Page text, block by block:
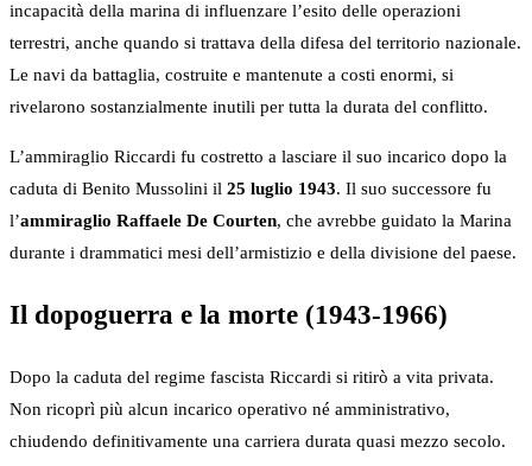
incapacità della marina di influenzare l’esito delle operazioni
terrestri, anche quando si trattava della difesa del territorio nazionale.
Le navi da battaglia, costruite e mantenute a costi enormi, si
rivelarono sostanzialmente inutili per tutta la durata del conflitto.
L’ammiraglio Riccardi fu costretto a lasciare il suo incarico dopo la
caduta di Benito Mussolini il 25 luglio 1943. Il suo successore fu
l’ammiraglio Raffaele De Courten, che avrebbe guidato la Marina
durante i drammatici mesi dell’armistizio e della divisione del paese.
Il dopoguerra e la morte (1943-1966)
Dopo la caduta del regime fascista Riccardi si ritirò a vita privata.
Non ricoprì più alcun incarico operativo né amministrativo,
chiudendo definitivamente una carriera durata quasi mezzo secolo.